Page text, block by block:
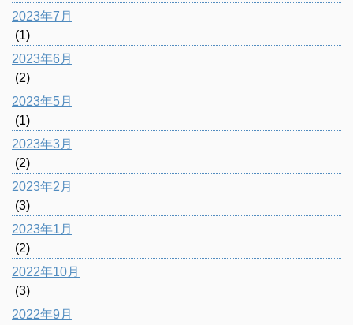
2023年7月
(1)
2023年6月
(2)
2023年5月
(1)
2023年3月
(2)
2023年2月
(3)
2023年1月
(2)
2022年10月
(3)
2022年9月